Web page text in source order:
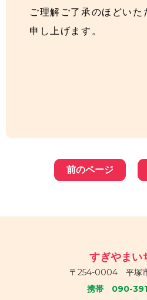
ご理解ご了承のほどいた
申し上げます。
前のページ
すぎやまい
〒254-0004 平塚
携帯 090-